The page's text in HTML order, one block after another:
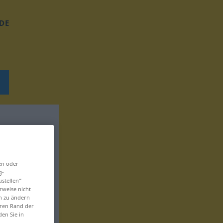
DE
oder
nicht
zu ändern
Rand der
Sie in